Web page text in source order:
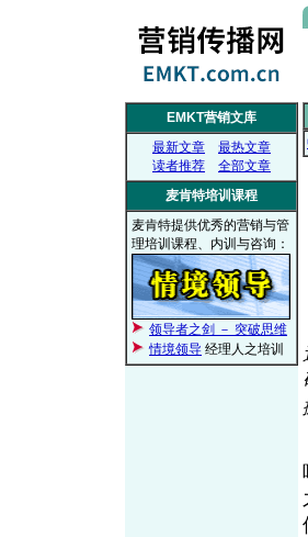
EMKT营销文库
最新文章
最热文章
读者推荐
全部文章
麦肯特培训课程
麦肯特提供优秀的营销与管
理培训课程、内训与咨询：
领导者之剑 － 突破思维
情境领导 经理人之培训